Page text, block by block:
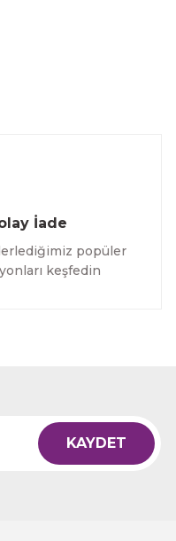
İade
popüler
keşfedin
KAYDET